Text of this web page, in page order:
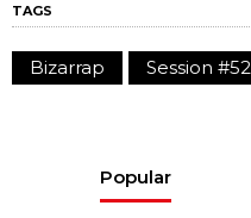
TAGS
Bizarrap Session #52
Popular